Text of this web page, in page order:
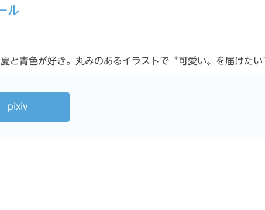
ル
と青色が好き。丸みのあるイラストで〝可愛い〟を届けた
pixiv